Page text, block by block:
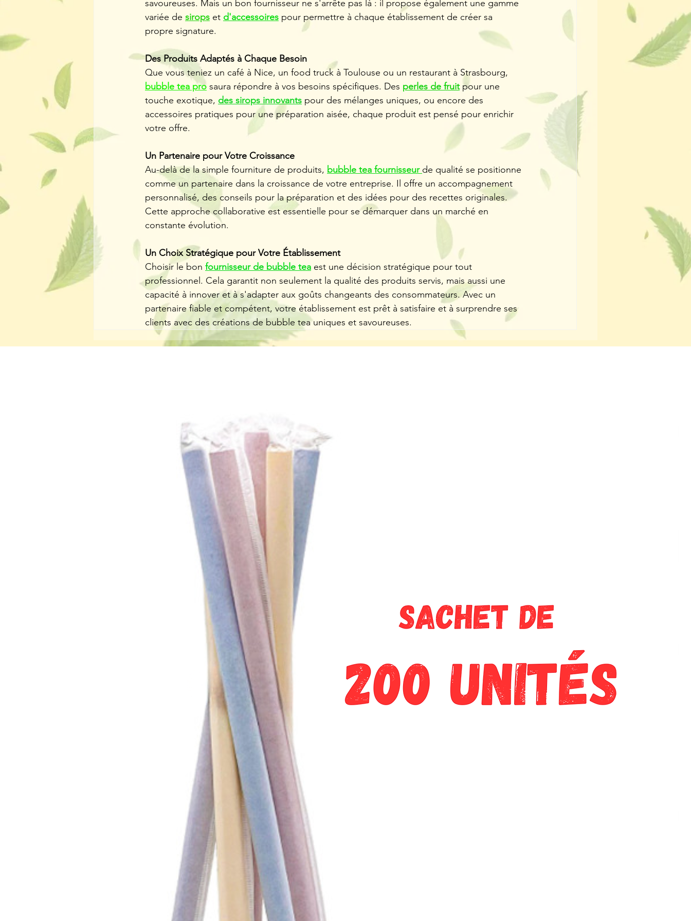
savoureuses. Mais un bon fournisseur ne s'arrête pas là : il propose également une gamme
variée de sirops et d'accessoires pour permettre à chaque établissement de créer sa
propre signature.
Des Produits Adaptés à Chaque Besoin
Que vous teniez un café à Nice, un food truck à Toulouse ou un restaurant à Strasbourg,
bubble tea pro saura répondre à vos besoins spécifiques. Des perles de fruit pour une
touche exotique, des sirops innovants pour des mélanges uniques, ou encore des
accessoires pratiques pour une préparation aisée, chaque produit est pensé pour enrichir
votre offre.
Un Partenaire pour Votre Croissance
Au-delà de la simple fourniture de produits, bubble tea fournisseur de qualité se positionne
comme un partenaire dans la croissance de votre entreprise. Il offre un accompagnement
personnalisé, des conseils pour la préparation et des idées pour des recettes originales.
Cette approche collaborative est essentielle pour se démarquer dans un marché en
constante évolution.
Un Choix Stratégique pour Votre Établissement
Choisir le bon fournisseur de bubble tea est une décision stratégique pour tout
professionnel. Cela garantit non seulement la qualité des produits servis, mais aussi une
capacité à innover et à s'adapter aux goûts changeants des consommateurs. Avec un
partenaire fiable et compétent, votre établissement est prêt à satisfaire et à surprendre ses
clients avec des créations de bubble tea uniques et savoureuses.